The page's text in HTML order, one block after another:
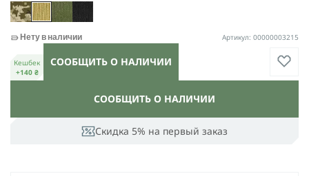
Скидка 5% на первый заказ
СООБЩИТЬ О НАЛИЧИИ
Нету в наличии Артикул: 00000003215
Кешбек
+140 ₴
СООБЩИТЬ О НАЛИЧИИ